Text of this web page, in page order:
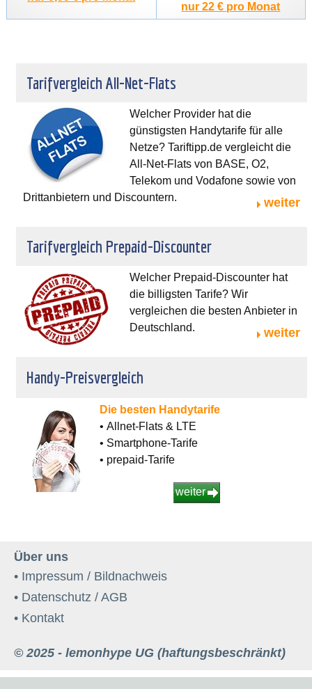
nur 22 € pro Monat
Tarifvergleich All-Net-Flats
Welcher Provider hat die
günstigsten Handytarife für alle
Netze? Tariftipp.de vergleicht die
All-Net-Flats von BASE, O2,
Telekom und Vodafone sowie von
Drittanbietern und Discountern.
weiter
Tarifvergleich Prepaid-Discounter
Welcher Prepaid-Discounter hat
die billigsten Tarife? Wir
vergleichen die besten Anbieter in
Deutschland.
weiter
Handy-Preisvergleich
Die besten Handytarife
• Allnet-Flats & LTE
• Smartphone-Tarife
• prepaid-Tarife
weiter
Über uns
• Impressum / Bildnachweis
• Datenschutz / AGB
• Kontakt
© 2025 - lemonhype UG (haftungsbeschränkt)